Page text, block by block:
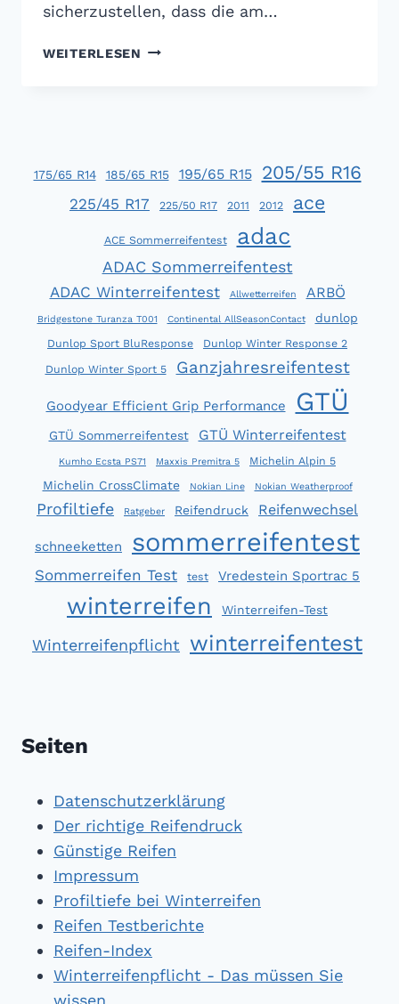
sicherzustellen, dass die am…
WEITERLESEN ADAC
175/65 R14 185/65 R15 195/65 R15 205/55 R16
225/45 R17 225/50 R17 2011 2012 ace
ACE Sommerreifentest adac
ADAC Sommerreifentest
ADAC Winterreifentest Allwetterreifen ARBÖ
Bridgestone Turanza T001 Continental AllSeasonContact dunlop
Dunlop Sport BluResponse
Dunlop Winter Response 2
Dunlop Winter Sport 5
Ganzjahresreifentest
Goodyear Efficient Grip Performance GTÜ
GTÜ Sommerreifentest GTÜ Winterreifentest
Kumho Ecsta PS71 Maxxis Premitra 5 Michelin Alpin 5
Michelin CrossClimate Nokian Line Nokian Weatherproof
Profiltiefe Ratgeber Reifendruck Reifenwechsel
schneeketten sommerreifentest
Sommerreifen Test test Vredestein Sportrac 5
winterreifen Winterreifen-Test
Winterreifenpflicht winterreifentest
Seiten
Datenschutzerklärung
Der richtige Reifendruck
Günstige Reifen
Impressum
Profiltiefe bei Winterreifen
Reifen Testberichte
Reifen-Index
Winterreifenpflicht - Das müssen Sie
wissen